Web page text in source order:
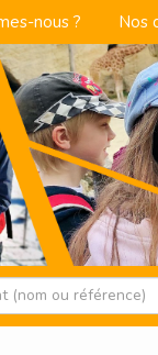
nous ? Nos